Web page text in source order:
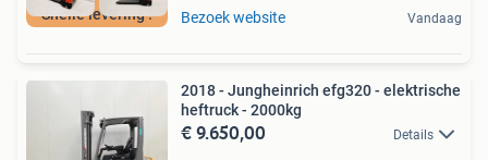
Snelle levering ! Bezoek website Vandaag
2018 - Jungheinrich efg320 - elektrische
heftruck - 2000kg
€ 9.650,00 Details